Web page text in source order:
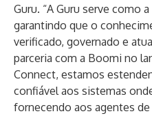
Guru. “A Guru serve como
garantindo que o
verificado, governado e
parceria com a Boomi no
Connect, estamos
confiável aos sistemas
fornecendo aos agentes